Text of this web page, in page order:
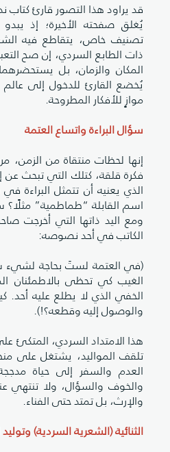
قد يراود هذا التصور قارئ كتاب
يُغلق صفحته الأخيرة؛ إذ
تصنيف خاص، يتقاطع فيه
ذات الطابع السردي، إن صح
المكان والزمان، بل
يُخضع القارئ للدخول إلى
موازٍ للأفكار المطروحة.
سؤال البراءة واتساع العتمة
إنها لحظات منتقاة من الزمن،
فكرة قلقة، كتلك التي تبحث
الذي يعنيه أن تتمثل البراءة
اسم القابلة “طماطمية” مثلًا؟
ومع اليد ذاتها التي أخرجت
الكاتب في أحد نصوصه:
(في العتمة لستَ بحاجة لشيء
الغيب كي تحظى بالاطمئنان
الخفي الذي لا يطلع عليه أحد.
والوصول إليه وقطعه؟!).
هذا الامتداد السردي، المتكئ
تلقف المواليد، يشتغل على
العدم والسفر إلى حياة مدججة
والخوف والسؤال، ولا تنتهي
والإرث، بل تمتد حتى الفناء.
الثنائية (الشعرية السردية)